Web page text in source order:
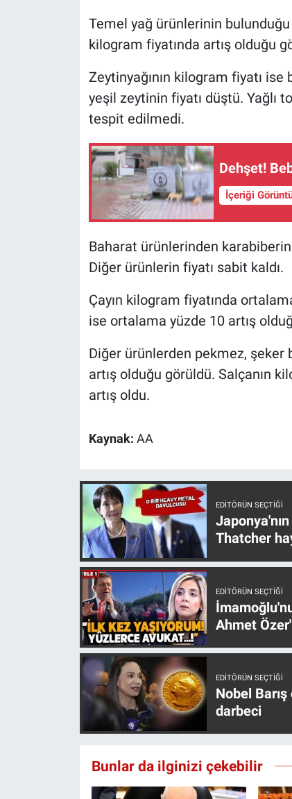
Temel yağ ürünlerinin
kilogram fiyatında artış olduğu
Zeytinyağının kilogram fiyatı
yeşil zeytinin fiyatı düştü. Yağlı
tespit edilmedi.
Dehşet!
İçeriği
Baharat ürünlerinden
Diğer ürünlerin fiyatı sabit kaldı.
Çayın kilogram fiyatında
ise ortalama yüzde 10 artış
Diğer ürünlerden pekmez,
artış olduğu görüldü. Salçanın
artış oldu.
Kaynak: AA
EDITÖRÜN SEÇTIĞI
Thatcher
EDITÖRÜN SEÇTIĞI
Ahmet
EDITÖRÜN SEÇTIĞI
Nobel
darbeci
Bunlar da ilginizi çekebilir